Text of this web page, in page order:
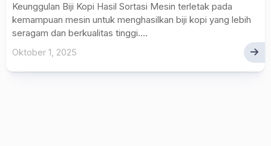
Keunggulan Biji Kopi Hasil Sortasi Mesin terletak pada
kemampuan mesin untuk menghasilkan biji kopi yang lebih
seragam dan berkualitas tinggi....
Oktober 1, 2025